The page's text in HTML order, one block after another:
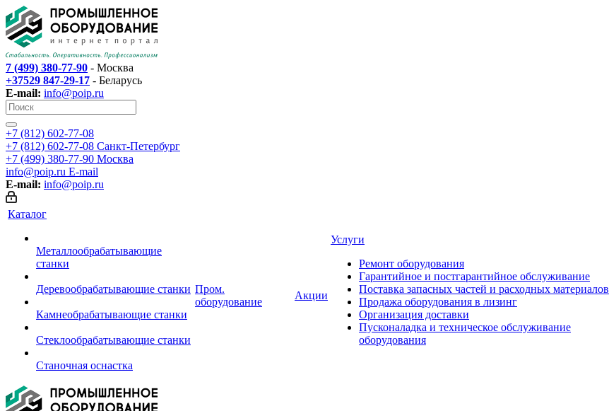
7 (499) 380-77-90 - Москва
+37529 847-29-17 - Беларусь
E-mail: info@poip.ru
+7 (812) 602-77-08
+7 (812) 602-77-08 Санкт-Петербург
+7 (499) 380-77-90 Москва
info@poip.ru E-mail
E-mail: info@poip.ru
Каталог
Металлообрабатывающие
станки
Деревообрабатывающие станки
Камнеобрабатывающие станки
Стеклообрабатывающие станки
Станочная оснастка
Пром.
оборудование
Акции
Услуги
Ремонт оборудования
Гарантийное и постгарантийное обслуживание
Поставка запасных частей и расходных материалов
Продажа оборудования в лизинг
Организация доставки
Пусконаладка и техническое обслуживание
оборудования